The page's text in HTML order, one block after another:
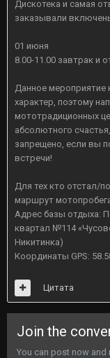
Дискотека и самая
заказывали
01 июня
8.00-11.00 завтрак и
Данное мероприятие
характер, поэтому
мототрадиционных
абсолютного
запрещено, если вы
встречи!
Для тех кто отстал/
маршрут
Адрес базы отдыха:
квартал №114
Никитинка)
Координаты GPS:
Цитата
Join the
You can post now and